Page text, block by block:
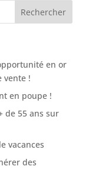
en or
vente !
en poupe !
de 55 ans sur
vacances
des